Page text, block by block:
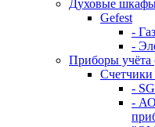
Духовые
Gefest
-
-
Приборы учёта
Счетчики
-
-